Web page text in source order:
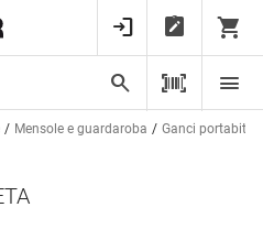
Mensole e guardaroba Ganci portabiti